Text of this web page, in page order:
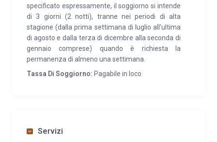
specificato espressamente, il soggiorno si intende
di 3 giorni (2 notti), tranne nei periodi di alta
stagione (dalla prima settimana di luglio all'ultima
di agosto e dalla terza di dicembre alla seconda di
gennaio comprese) quando è richiesta la
permanenza di almeno una settimana.
Tassa Di Soggiorno: Pagabile in loco
Servizi